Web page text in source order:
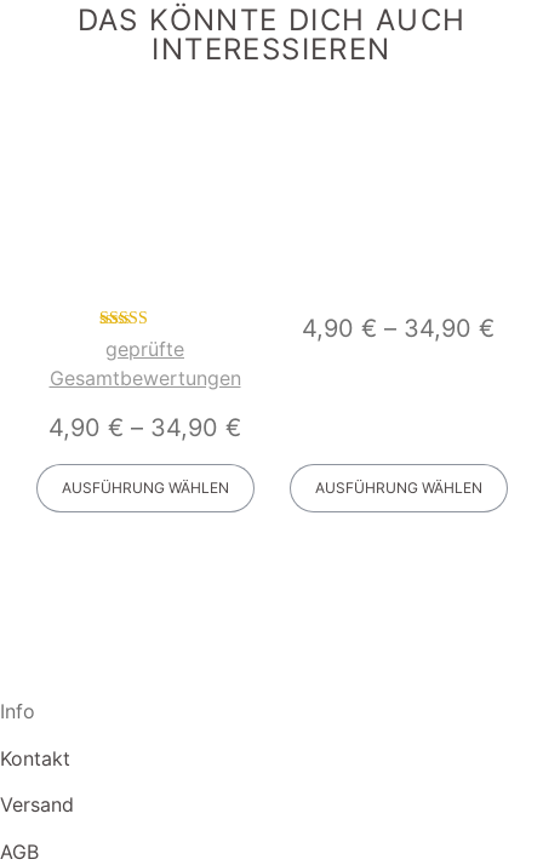
DAS KÖNNTE DICH AUCH
INTERESSIEREN
Bewertet mit
5.00
von 5
geprüfte
Gesamtbewertungen
4,90 € – 34,90 €
AUSFÜHRUNG WÄHLEN
4,90 € – 34,90 €
AUSFÜHRUNG WÄHLEN
Info
Kontakt
Versand
AGB